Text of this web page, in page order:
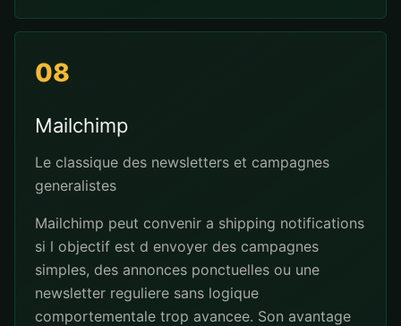
08
Mailchimp
Le classique des newsletters et campagnes
generalistes
Mailchimp peut convenir a shipping notifications
si l objectif est d envoyer des campagnes
simples, des annonces ponctuelles ou une
newsletter reguliere sans logique
comportementale trop avancee. Son avantage